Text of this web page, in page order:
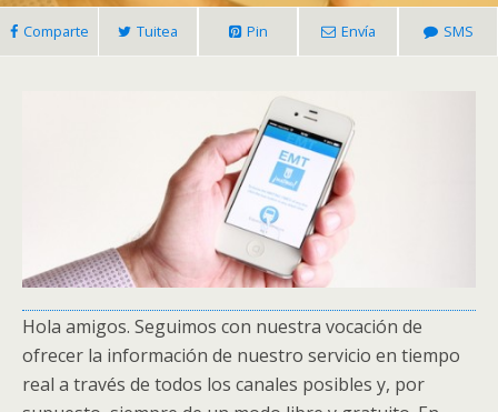
Comparte Tuitea Pin Envía SMS
Hola amigos. Seguimos con nuestra vocación de
ofrecer la información de nuestro servicio en tiempo
real a través de todos los canales posibles y, por